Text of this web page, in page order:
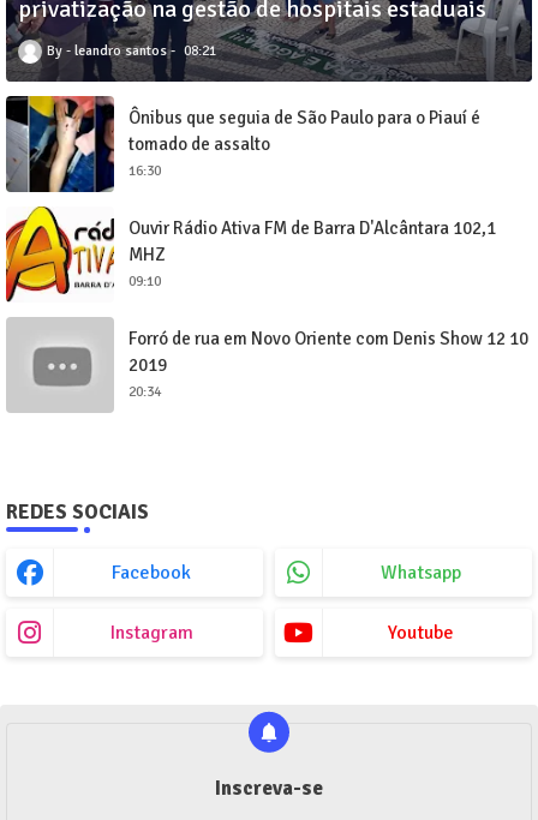
privatização na gestão de hospitais estaduais
leandro santos 08:21
Ônibus que seguia de São Paulo para o Piauí é
tomado de assalto
16:30
Ouvir Rádio Ativa FM de Barra D'Alcântara 102,1
MHZ
09:10
Forró de rua em Novo Oriente com Denis Show 12 10
2019
20:34
REDES SOCIAIS
Facebook Whatsapp
Instagram Youtube
Inscreva-se